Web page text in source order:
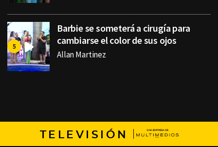
Barbie se someterá a cirugía para
cambiarse el color de sus ojos
Allan Martinez
TELEVISIÓN